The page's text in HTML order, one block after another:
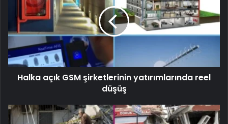
Halka açık GSM şirketlerinin yatırımlarında reel
düşüş